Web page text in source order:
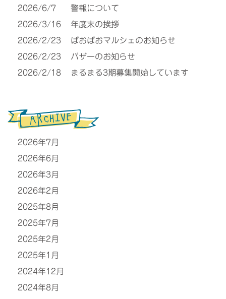
2026/6/7
警報について
2026/3/16
年度末の挨拶
2026/2/23
ぱおぱおマルシェのお知らせ
2026/2/23
バザーのお知らせ
2026/2/18
まるまる3期募集開始しています
2026年7月
2026年6月
2026年3月
2026年2月
2025年8月
2025年7月
2025年2月
2025年1月
2024年12月
2024年8月